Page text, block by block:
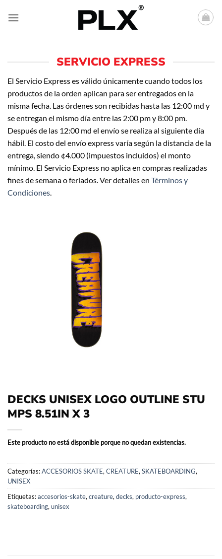
SERVICIO EXPRESS
El Servicio Express es válido únicamente cuando todos los
productos de la orden aplican para ser entregados en la
misma fecha. Las órdenes son recibidas hasta las 12:00 md y
se entregan el mismo día entre las 2:00 pm y 8:00 pm.
Después de las 12:00 md el envío se realiza al siguiente día
hábil. El costo del envío express varía según la distancia de la
entrega, siendo ¢4.000 (impuestos incluidos) el monto
mínimo. El Servicio Express no aplica en compras realizadas
fines de semana o feriados. Ver detalles en Términos y
Condiciones.
DECKS UNISEX LOGO OUTLINE STU
MPS 8.51IN X 3
Este producto no está disponible porque no quedan existencias.
Categorías:ACCESORIOS SKATE, CREATURE, SKATEBOARDING,
UNISEX
Etiquetas:accesorios-skate, creature, decks, producto-express,
skateboarding, unisex